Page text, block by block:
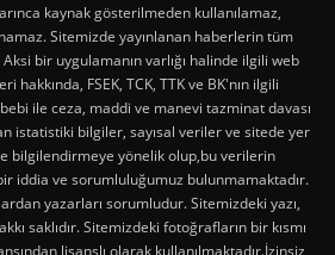
kaynak gösterilmeden kullanılamaz,
Sitemizde yayınlanan haberlerin tüm
bir uygulamanın varlığı halinde ilgili web
hakkında, FSEK, TCK, TTK ve BK'nın ilgili
ile ceza, maddi ve manevi tazminat davası
istatistiki bilgiler, sayısal veriler ve sitede yer
bilgilendirmeye yönelik olup,bu verilerin
iddia ve sorumluluğumuz bulunmamaktadır.
yazarları sorumludur. Sitemizdeki yazı,
saklıdır. Sitemizdeki fotoğrafların bir kısmı
lisanslı olarak kullanılmaktadır.İzinsiz,